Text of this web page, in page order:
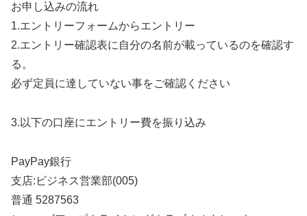
お申し込みの流れ
1.エントリーフォームからエントリー
2.エントリー確認表に自分の名前が載っているのを確認す
る。
必ず定員に達していない事をご確認ください
3.以下の口座にエントリー費を振り込み
PayPay銀行
支店:ビジネス営業部(005)
普通 5287563